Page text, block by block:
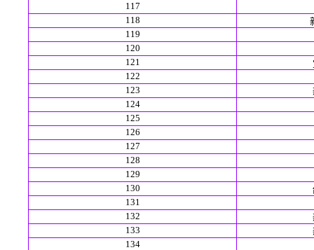
117
118
119
120
121
122
123
124
125
126
127
128
129
130
131
132
133
134